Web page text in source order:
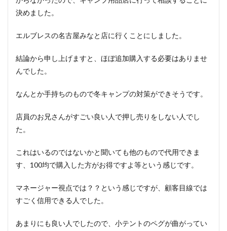
決めました。
エルブレスの名古屋みなと店に行くことにしました。
結論から申し上げますと、ほぼ追加購入する必要はありませ
んでした。
なんとか手持ちのもので冬キャンプの対策ができそうです。
店員のお兄さんがすごい良い人で押し売りをしない人でし
た。
これはいるのではないかと聞いても他のもので代用できま
す、100均で購入した方がお得ですよ等という感じです。
マネージャー視点では？？という感じですが、顧客目線では
すごく信用できる人でした。
あまりにも良い人でしたので、小テントのペグが曲がってい